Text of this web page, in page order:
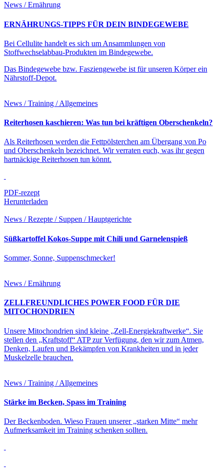
News / Ernährung
ERNÄHRUNGS-TIPPS FÜR DEIN BINDEGEWEBE
Bei Cellulite handelt es sich um Ansammlungen von
Stoffwechselabbau-Produkten im Bindegewebe.
Das Bindegewebe bzw. Fasziengewebe ist für unseren Körper ein
Nährstoff-Depot.
News / Training / Allgemeines
Reiterhosen kaschieren: Was tun bei kräftigen Oberschenkeln?
Als Reiterhosen werden die Fettpölsterchen am Übergang von Po
und Oberschenkeln bezeichnet. Wir verraten euch, was ihr gegen
hartnäckige Reiterhosen tun könnt.
PDF-rezept
Herunterladen
News / Rezepte / Suppen / Hauptgerichte
Süßkartoffel Kokos-Suppe mit Chili und Garnelenspieß
Sommer, Sonne, Suppenschmecker!
News / Ernährung
ZELLFREUNDLICHES POWER FOOD FÜR DIE
MITOCHONDRIEN
Unsere Mitochondrien sind kleine „Zell-Energiekraftwerke“. Sie
stellen den „Kraftstoff“ ATP zur Verfügung, den wir zum Atmen,
Denken, Laufen und Bekämpfen von Krankheiten und in jeder
Muskelzelle brauchen.
News / Training / Allgemeines
Stärke im Becken, Spass im Training
Der Beckenboden. Wieso Frauen unserer „starken Mitte“ mehr
Aufmerksamkeit im Training schenken sollten.